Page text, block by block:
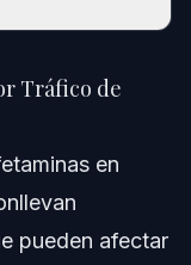
Tráfico de
en
pueden afectar